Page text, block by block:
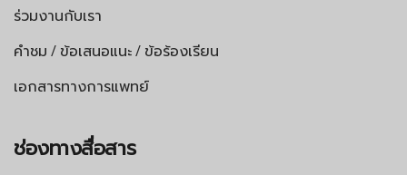
ร่วมงานกับเรา
คำชม / ข้อเสนอแนะ / ข้อร้องเรียน
เอกสารทางการแพทย์
ช่องทางสื่อสาร